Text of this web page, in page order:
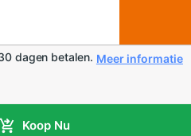
dagen betalen. Meer informatie
Koop Nu